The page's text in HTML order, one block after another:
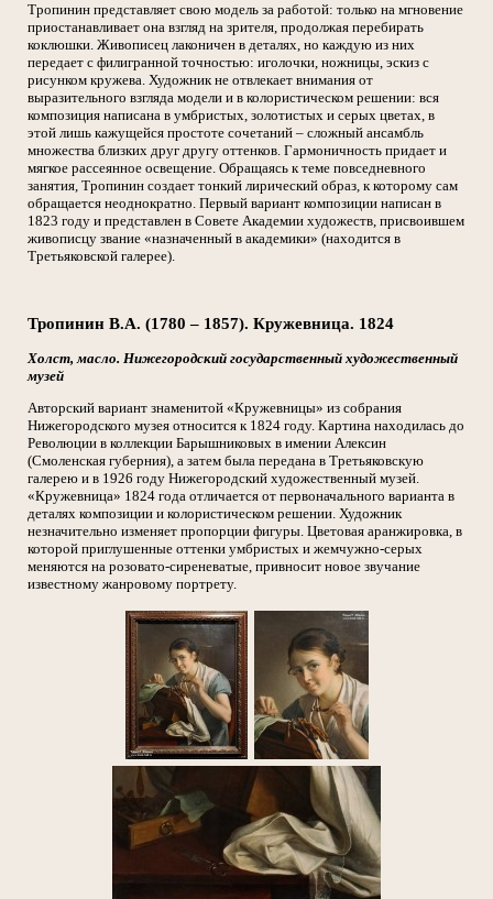
Тропинин представляет свою модель за работой: только на мгновение
приостанавливает она взгляд на зрителя, продолжая перебирать
коклюшки. Живописец лаконичен в деталях, но каждую из них
передает с филигранной точностью: иголочки, ножницы, эскиз с
рисунком кружева. Художник не отвлекает внимания от
выразительного взгляда модели и в колористическом решении: вся
композиция написана в умбристых, золотистых и серых цветах, в
этой лишь кажущейся простоте сочетаний – сложный ансамбль
множества близких друг другу оттенков. Гармоничность придает и
мягкое рассеянное освещение. Обращаясь к теме повседневного
занятия, Тропинин создает тонкий лирический образ, к которому сам
обращается неоднократно. Первый вариант композиции написан в
1823 году и представлен в Совете Академии художеств, присвоившем
живописцу звание «назначенный в академики» (находится в
Третьяковской галерее).
Тропинин В.А. (1780 – 1857). Кружевница. 1824
Холст, масло. Нижегородский государственный художественный
музей
Авторский вариант знаменитой «Кружевницы» из собрания
Нижегородского музея относится к 1824 году. Картина находилась до
Революции в коллекции Барышниковых в имении Алексин
(Смоленская губерния), а затем была передана в Третьяковскую
галерею и в 1926 году Нижегородский художественный музей.
«Кружевница» 1824 года отличается от первоначального варианта в
деталях композиции и колористическом решении. Художник
незначительно изменяет пропорции фигуры. Цветовая аранжировка, в
которой приглушенные оттенки умбристых и жемчужно-серых
меняются на розовато-сиреневатые, привносит новое звучание
известному жанровому портрету.